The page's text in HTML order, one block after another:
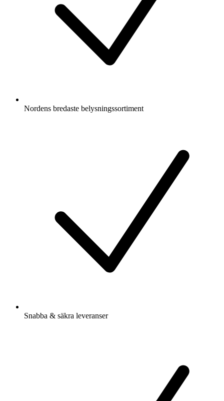
Nordens bredaste belysningssortiment
Snabba & säkra leveranser